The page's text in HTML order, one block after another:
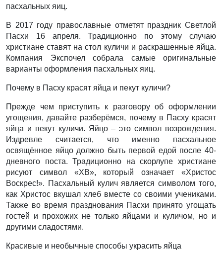
пасхальных яиц.
В 2017 году православные отметят праздник Светлой
Пасхи 16 апреля. Традиционно по этому случаю
христиане ставят на стол куличи и раскрашенные яйца.
Компания Экспочел собрала самые оригинальные
варианты оформления пасхальных яиц.
Почему в Пасху красят яйца и пекут куличи?
Прежде чем приступить к разговору об оформлении
угощения, давайте разберёмся, почему в Пасху красят
яйца и пекут куличи. Яйцо – это символ возрождения.
Издревле считается, что именно пасхальное
освящённое яйцо должно быть первой едой после 40-
дневного поста. Традиционно на скорлупе христиане
рисуют символ «ХВ», который означает «Христос
Воскрес!». Пасхальный кулич является символом того,
как Христос вкушал хлеб вместе со своими учениками.
Также во время празднования Пасхи принято угощать
гостей и прохожих не только яйцами и куличом, но и
другими сладостями.
Красивые и необычные способы украсить яйца